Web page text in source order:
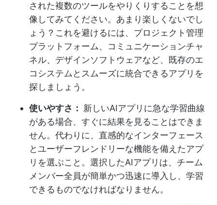
された複数のツールをやりくりすることを想
像してみてください。あまり楽しくないでし
ょう？これを避けるには、プロジェクト管理
プラットフォーム、コミュニケーションチャ
ネル、デザインソフトウェアなど、既存のエ
コシステムとスムーズに統合できるアプリを
探しましょう。
使いやすさ： 新しいAIアプリに急な学習曲線
がある場合、すぐに結果を見ることはできま
せん。代わりに、直感的なインターフェース
とユーザーフレンドリーな機能を備えたアプ
リを選ぶこと。選択したAIアプリは、チーム
メンバー全員が簡単かつ迅速に導入し、学習
できるものでなければなりません。